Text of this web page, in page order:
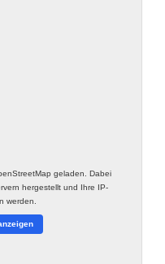
geladen. Dabei
hergestellt und Ihre IP-
werden.